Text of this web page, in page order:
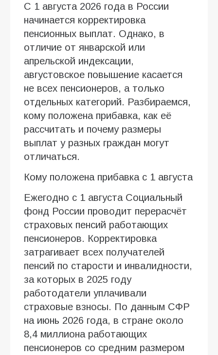
С 1 августа 2026 года в России
начинается корректировка
пенсионных выплат. Однако, в
отличие от январской или
апрельской индексации,
августовское повышение касается
не всех пенсионеров, а только
отдельных категорий. Разбираемся,
кому положена прибавка, как её
рассчитать и почему размеры
выплат у разных граждан могут
отличаться.
Кому положена прибавка с 1 августа
Ежегодно с 1 августа Социальный
фонд России проводит перерасчёт
страховых пенсий работающих
пенсионеров. Корректировка
затрагивает всех получателей
пенсий по старости и инвалидности,
за которых в 2025 году
работодатели уплачивали
страховые взносы. По данным СФР
на июнь 2026 года, в стране около
8,4 миллиона работающих
пенсионеров со средним размером